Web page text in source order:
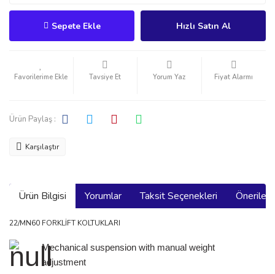
Sepete Ekle Hızlı Satın Al
Tavsiye Et Yorum Yaz Fiyat Alarmı
Ürün Paylaş :
Karşılaştır
Ürün Bilgisi Yorumlar Taksit Seçenekleri
22/MN60 FORKLİFT KOLTUKLARI
Mechanical suspension with manual weight
adjustment